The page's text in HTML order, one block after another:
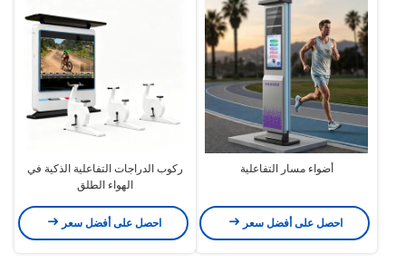
أضواء مسار التفاعلية
احصل على أفضل سعر
ركوب الدراجات التفاعلية الذكية في
الهواء الطلق
احصل على أفضل سعر